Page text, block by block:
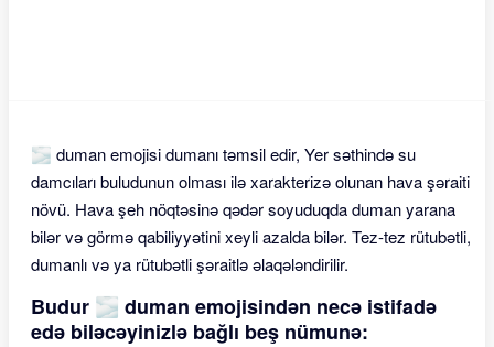
🌫 duman emojisi dumanı təmsil edir, Yer səthində su
damcıları buludunun olması ilə xarakterizə olunan hava şəraiti
növü. Hava şeh nöqtəsinə qədər soyuduqda duman yarana
bilər və görmə qabiliyyətini xeyli azalda bilər. Tez-tez rütubətli,
dumanlı və ya rütubətli şəraitlə əlaqələndirilir.
Budur 🌫 duman emojisindən necə istifadə
edə biləcəyinizlə bağlı beş nümunə: